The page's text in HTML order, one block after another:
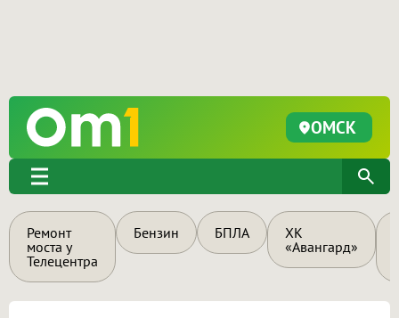
ОМСК
Ремонт
моста у
Телецентра
Бензин БПЛА
ХК
«Авангард»